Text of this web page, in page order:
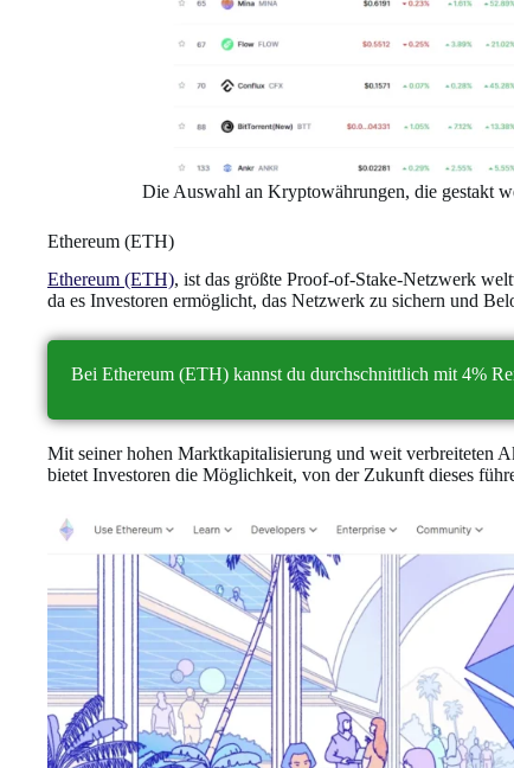
Die Auswahl an Kryptowährungen, die gestakt
Ethereum (ETH)
Ethereum (ETH), ist das größte Proof-of-Stake-Netzwerk
da es Investoren ermöglicht, das Netzwerk zu sichern und
Bei Ethereum (ETH) kannst du durchschnittlich mit 4%
Mit seiner hohen Marktkapitalisierung und weit verbreiteten
bietet Investoren die Möglichkeit, von der Zukunft dieses